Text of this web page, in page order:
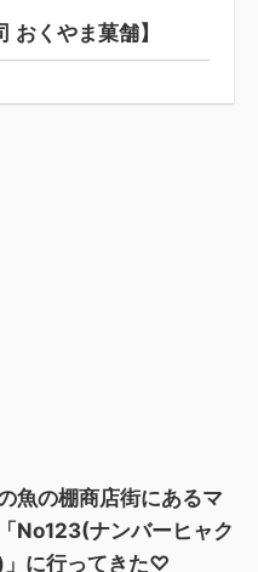
おくやま菓舗】
魚の棚商店街にあるマ
No123(ナンバーヒャク
」に行ってきた♡